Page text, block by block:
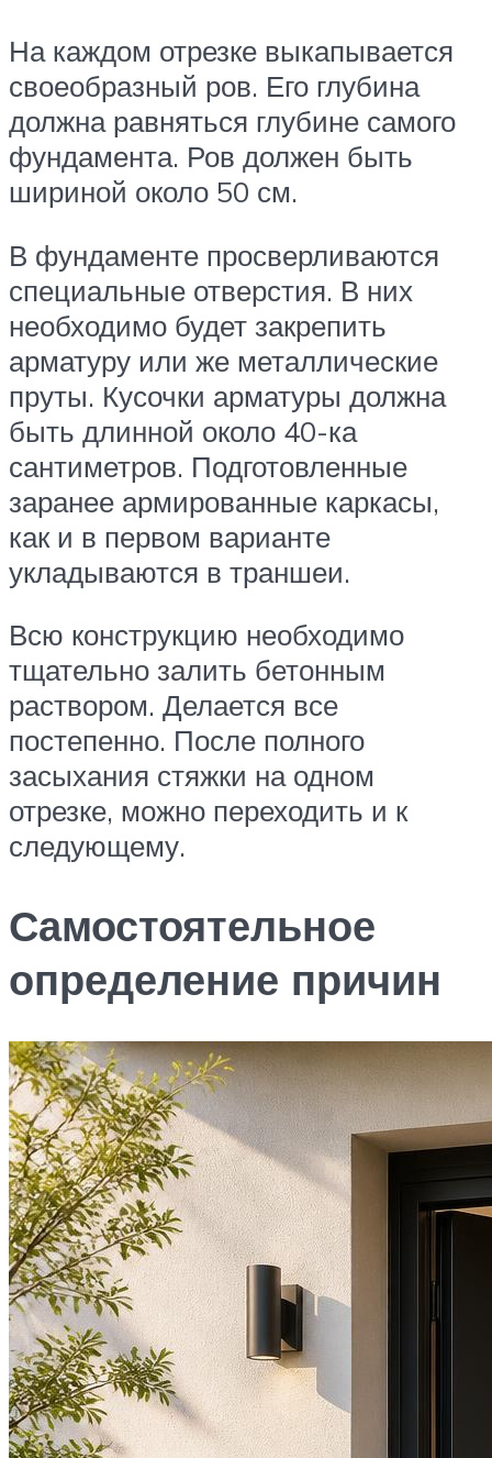
На каждом отрезке выкапывается
своеобразный ров. Его глубина
должна равняться глубине самого
фундамента. Ров должен быть
шириной около 50 см.
В фундаменте просверливаются
специальные отверстия. В них
необходимо будет закрепить
арматуру или же металлические
пруты. Кусочки арматуры должна
быть длинной около 40-ка
сантиметров. Подготовленные
заранее армированные каркасы,
как и в первом варианте
укладываются в траншеи.
Всю конструкцию необходимо
тщательно залить бетонным
раствором. Делается все
постепенно. После полного
засыхания стяжки на одном
отрезке, можно переходить и к
следующему.
Самостоятельное
определение причин